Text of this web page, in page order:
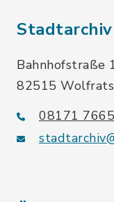
Stadtarchiv
Bahnhofstraße
82515
08171